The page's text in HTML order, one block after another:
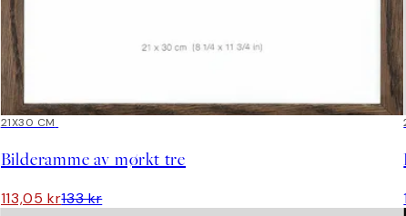
15%*
21X30 CM
Bilderamme av mørkt tre
113,05 kr133 kr